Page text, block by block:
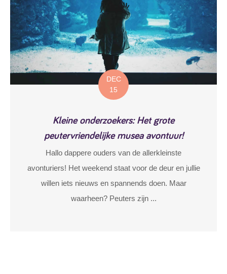
DEC
15
Kleine onderzoekers: Het grote
peutervriendelijke musea avontuur!
Hallo dappere ouders van de allerkleinste
avonturiers! Het weekend staat voor de deur en jullie
willen iets nieuws en spannends doen. Maar
waarheen? Peuters zijn ...